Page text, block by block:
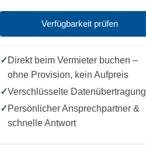
Verfügbarkeit prüfen
✓Direkt beim Vermieter buchen –
ohne Provision, kein Aufpreis
✓Verschlüsselte Datenübertragung
✓Persönlicher Ansprechpartner &
schnelle Antwort